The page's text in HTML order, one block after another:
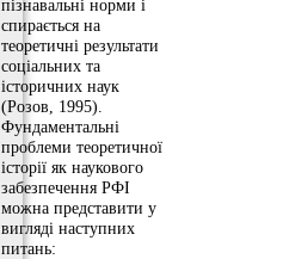
пізнавальні норми і
спирається на
теоретичні результати
соціальних та
історичних наук
(Розов, 1995).
Фундаментальні
проблеми теоретичної
історії як наукового
забезпечення РФІ
можна представити у
вигляді наступних
питань: